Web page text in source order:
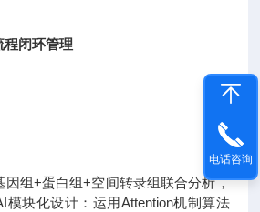
程闭环管理
因组+蛋白组+空间转录组联合分析，
模块化设计：运用Attention机制算法
电话咨询